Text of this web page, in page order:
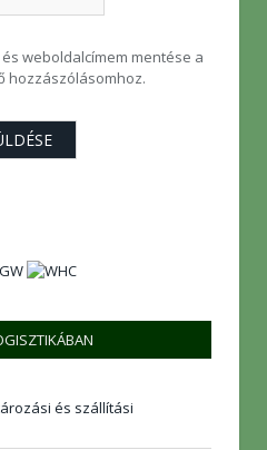
weboldalcímem mentése a
hozzászólásomhoz.
és szállítási